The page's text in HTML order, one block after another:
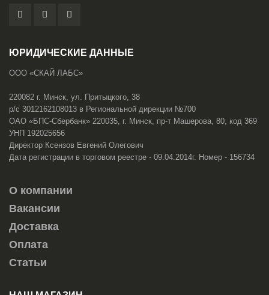
ЮРИДИЧЕСКИЕ ДАННЫЕ
ООО «СКАЙ ЛАБС»
220082 г. Минск, ул. Притыцкого, 38
р/с 3012162108013 в Региональной дирекции №700
ОАО «БПС-Сбербанк» 220035, г. Минск, пр-т Машерова, 80, код 369
УНП 192025656
Директор Ксензов Евгений Олегович
Дата регистрации в торговом реестре - 09.04.2014г. Номер - 156734
О компании
Вакансии
Доставка
Оплата
Статьи